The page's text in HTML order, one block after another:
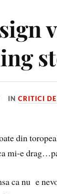
INCRITICI
din
mi-e
ca nu e